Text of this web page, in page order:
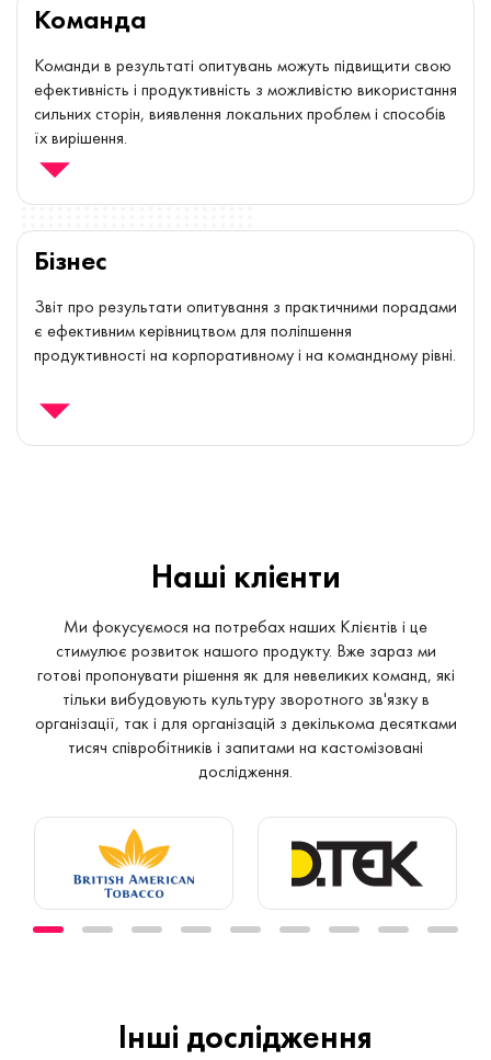
Команда
Команди в результаті опитувань можуть підвищити свою
ефективність і продуктивність з можливістю використання
сильних сторін, виявлення локальних проблем і способів
їх вирішення.
Бізнес
Звіт про результати опитування з практичними порадами
є ефективним керівництвом для поліпшення
продуктивності на корпоративному і на командному рівні.
Наші клієнти
Ми фокусуємося на потребах наших Клієнтів і це
стимулює розвиток нашого продукту. Вже зараз ми
готові пропонувати рішення як для невеликих команд, які
тільки вибудовують культуру зворотного зв'язку в
організації, так і для організацій з декількома десятками
тисяч співробітників і запитами на кастомізовані
дослідження.
Iнші дослідження